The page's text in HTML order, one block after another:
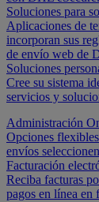
Soluciones para
Aplicaciones de
incorporan sus
de envío web de
Soluciones
Cree su sistema
servicios y
Administración
Opciones
envíos
Facturación
Reciba facturas
pagos en línea en